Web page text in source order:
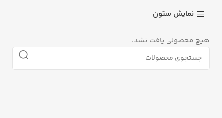
نمایش ستون
هیچ محصولی یافت نشد.